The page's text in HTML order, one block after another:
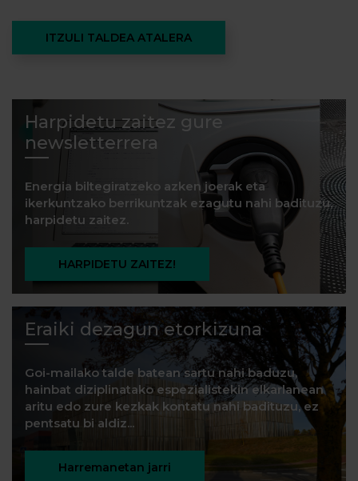
ITZULI TALDEA ATALERA
Harpidetu zaitez gure
newsletterrera
Energia biltegiratzeko azken joerak eta
ikerkuntzako berrikuntzak ezagutu nahi badituzu,
harpidetu zaitez.
HARPIDETU ZAITEZ!
Eraiki dezagun etorkizuna
Goi-mailako talde batean sartu nahi baduzu,
hainbat diziplinatako espezialistekin elkarlanean
aritu edo zure kezkak kontatu nahi badituzu, ez
pentsatu bi aldiz...
Harremanetan jarri